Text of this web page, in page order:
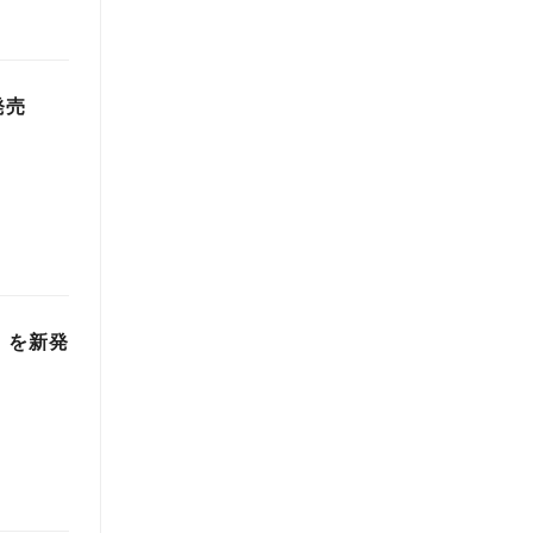
売
を新発